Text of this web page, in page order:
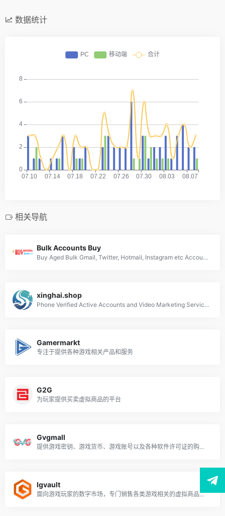
数据统计
相关导航
Bulk Accounts Buy
Buy Aged Bulk Gmail, Twitter, Hotmail, Instagram etc Accounts [Phone Verified]
xinghai.shop
Phone Verified Active Accounts and Video Marketing Services.
Gamermarkt
专注于提供各种游戏相关产品和服务
G2G
为玩家提供买卖虚拟商品的平台
Gvgmall
提供游戏密钥、游戏货币、游戏账号以及各种软件许可证的购买和销售服务
Igvault
面向游戏玩家的数字市场，专门销售各类游戏相关的虚拟商品和服务